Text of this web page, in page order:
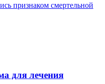
признаком смертельной
для лечения